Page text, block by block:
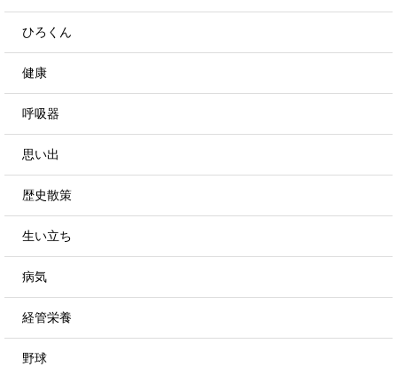
ひろくん
健康
呼吸器
思い出
歴史散策
生い立ち
病気
経管栄養
野球